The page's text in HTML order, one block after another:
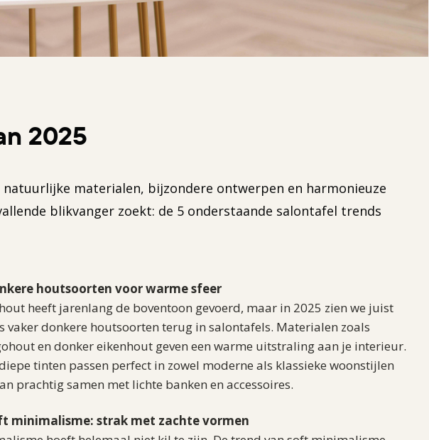
2025
materialen, bijzondere ontwerpen en harmonieuze
blikvanger zoekt: de 5 onderstaande salontafel trends
houtsoorten voor warme sfeer
heeft jarenlang de boventoon gevoerd, maar in 2025 zien we juist
vaker donkere houtsoorten terug in salontafels. Materialen zoals
en donker eikenhout geven een warme uitstraling aan je interieur.
tinten passen perfect in zowel moderne als klassieke woonstijlen
prachtig samen met lichte banken en accessoires.
minimalisme: strak met zachte vormen